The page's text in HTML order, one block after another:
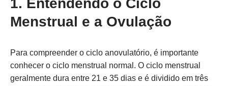
1. Entendendo o Ciclo
Menstrual e a Ovulação
Para compreender o ciclo anovulatório, é importante
conhecer o ciclo menstrual normal. O ciclo menstrual
geralmente dura entre 21 e 35 dias e é dividido em três